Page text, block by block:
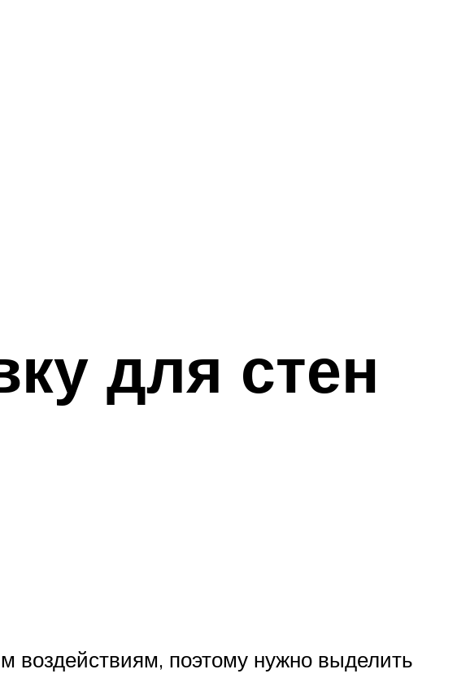
для стен
воздействиям, поэтому нужно выделить